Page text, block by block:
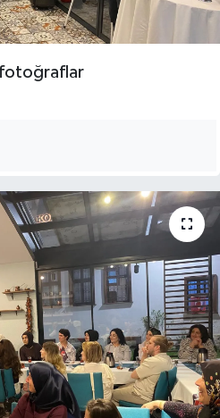
fotoğraflar